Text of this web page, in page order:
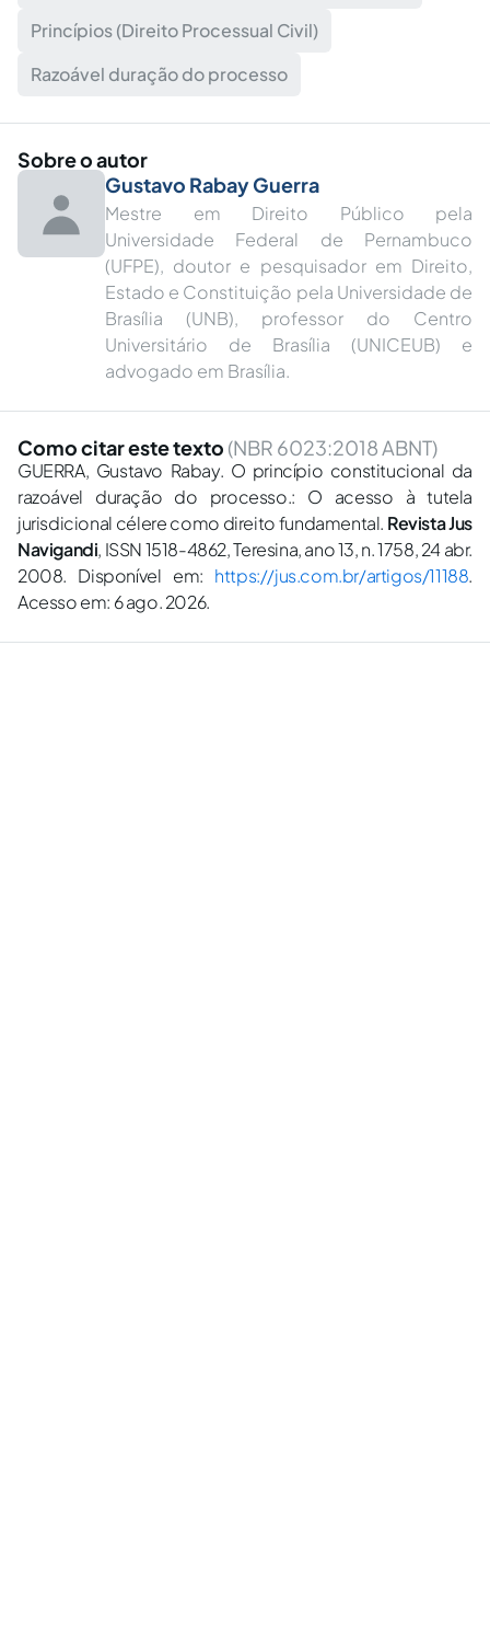
Princípios (Direito Processual Civil)
Razoável duração do processo
Sobre o autor
Gustavo Rabay Guerra
Mestre em Direito Público pela
Universidade Federal de Pernambuco
(UFPE), doutor e pesquisador em Direito,
Estado e Constituição pela Universidade de
Brasília (UNB), professor do Centro
Universitário de Brasília (UNICEUB) e
advogado em Brasília.
Como citar este texto (NBR 6023:2018 ABNT)
GUERRA, Gustavo Rabay. O princípio constitucional da
razoável duração do processo.: O acesso à tutela
jurisdicional célere como direito fundamental. Revista Jus
Navigandi, ISSN 1518-4862, Teresina, ano 13, n. 1758, 24 abr.
2008. Disponível em: https://jus.com.br/artigos/11188.
Acesso em: 6 ago. 2026.